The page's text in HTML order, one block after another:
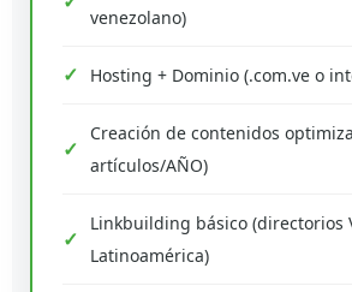
venezolano)
Hosting + Dominio (.com.ve o
Creación de contenidos
artículos/AÑO)
Linkbuilding básico (directorios
Latinoamérica)